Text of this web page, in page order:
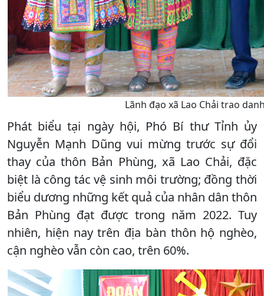
Lãnh đạo xã Lao Chải trao
Phát biểu tại ngày hội, Phó Bí thư Tỉnh ủy
Nguyễn Mạnh Dũng vui mừng trước sự đổi
thay của thôn Bản Phùng, xã Lao Chải, đặc
biệt là công tác vệ sinh môi trường; đồng thời
biểu dương những kết quả của nhân dân thôn
Bản Phùng đạt được trong năm 2022. Tuy
nhiên, hiện nay trên địa bàn thôn hộ nghèo,
cận nghèo vẫn còn cao, trên 60%.